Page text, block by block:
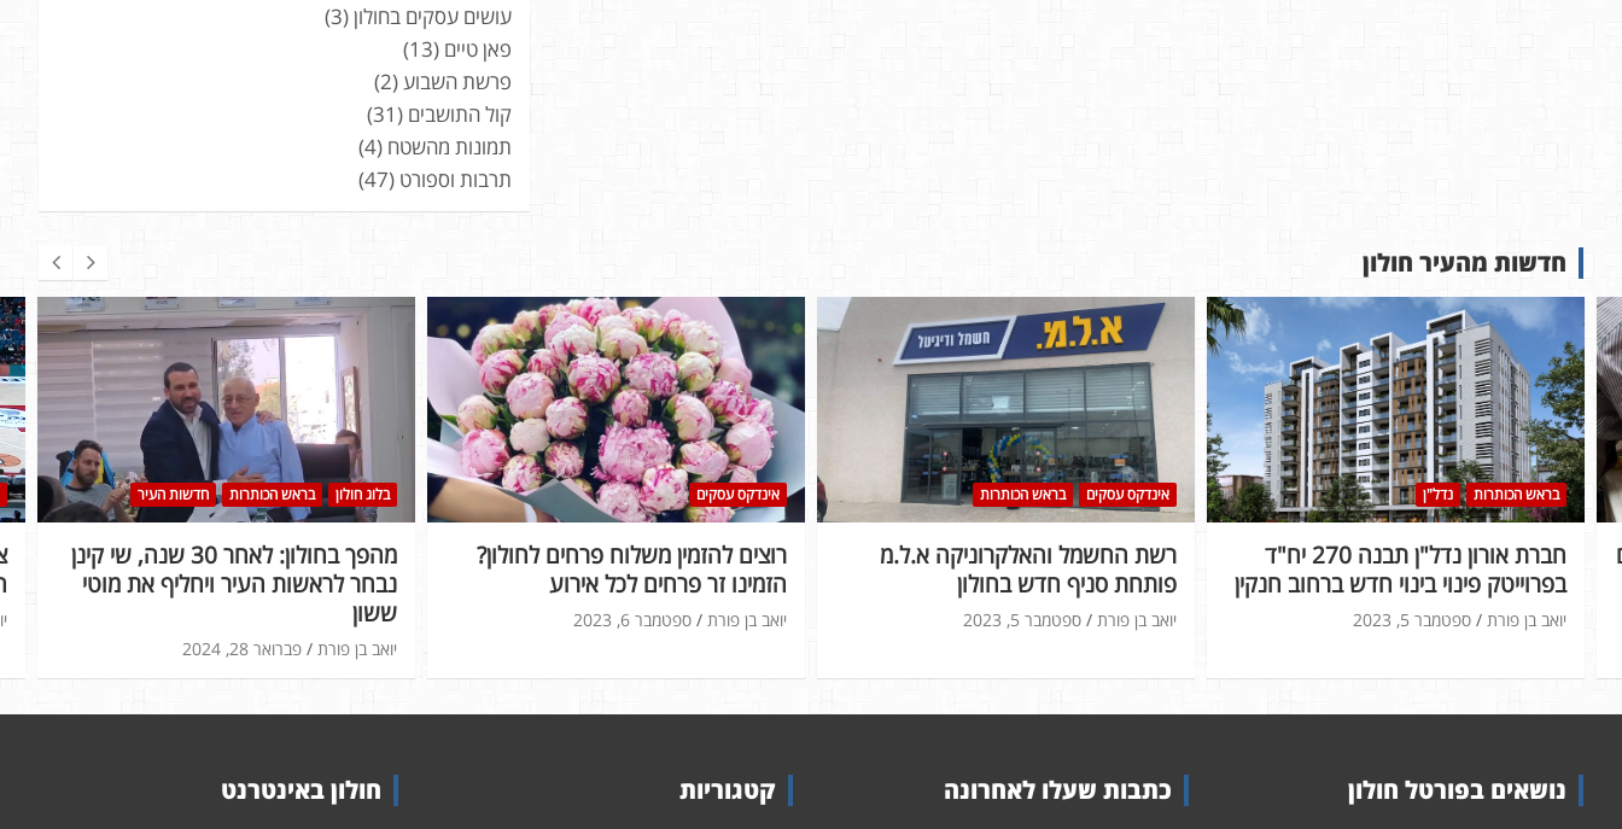
עושים עסקים בחולון(3)
פאן טיים (13)
פרשת השבוע (2)
קול התושבים (31)
תמונות מהשטח (4)
תרבות וספורט (47)
חדשות מהעיר חולון
בלוג חולון בראש הכותרות חדשות העיר
מהפך בחולון: לאחר 30 שנה, שי קינן
נבחר לראשות העיר ויחליף את מוטי
ששון
פברואר 28, 2024 יואב בן פורת
אינדקס עסקים
רוצים להזמין משלוח פרחים לחולון?
הזמינו זר פרחים לכל אירוע
ספטמבר 6, 2023 יואב בן פורת
אינדקס עסקים בראש הכותרות
רשת החשמל והאלקרוניקה א.ל.מ
פותחת סניף חדש בחולון
ספטמבר 5, 2023 יואב בן פורת
בראש הכותרות נדל"ן
חברת אורון נדל"ן תבנה 270 יח"ד
בפרוייטק פינוי בינוי חדש ברחוב חנקין
ספטמבר 5, 2023 יואב בן פורת
נושאים בפורטל חולון כתבות שעלו לאחרונה קטגוריות חולון באינטרנט